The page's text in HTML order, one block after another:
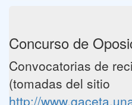
Concurso de
Convocatorias de
(tomadas del sitio
http://